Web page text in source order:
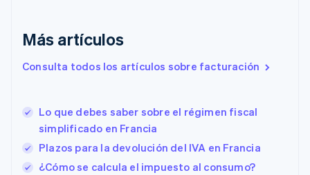
Más artículos
Consulta todos los artículos sobre facturación
Lo que debes saber sobre el régimen fiscal
simplificado en Francia
Plazos para la devolución del IVA en Francia
¿Cómo se calcula el impuesto al consumo?
English
Emiratos Árabes Unidos
Eslovenia
English
España
Español English
Estados Unidos